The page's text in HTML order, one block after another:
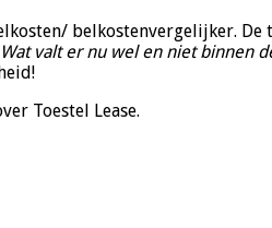
belkostenvergelijker.
valt er nu wel en niet binnen
Toestel Lease.